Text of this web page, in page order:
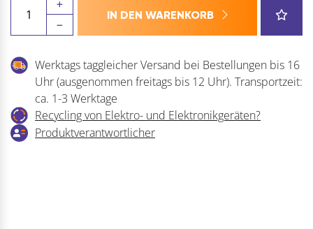
NT/NX
Drehbegrenzer
Flügelteil
Falzluft
mm
Überschlag
IN DEN WARENKORB
Werktags taggleicher Versand bei Bestellungen bis 16
Uhr (ausgenommen freitags bis 12 Uhr). Transportzeit:
ca. 1-3 Werktage
Recycling von Elektro- und Elektronikgeräten?
Produktverantwortlicher